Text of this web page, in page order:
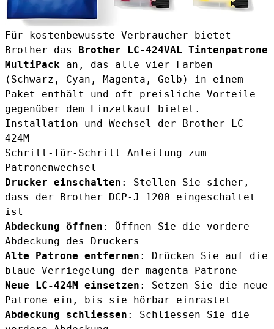
Für kostenbewusste Verbraucher bietet
Brother das Brother LC-424VAL Tintenpatrone
MultiPack an, das alle vier Farben
(Schwarz, Cyan, Magenta, Gelb) in einem
Paket enthält und oft preisliche Vorteile
gegenüber dem Einzelkauf bietet.
Installation und Wechsel der Brother LC-
424M
Schritt-für-Schritt Anleitung zum
Patronenwechsel
Drucker einschalten : Stellen Sie sicher,
dass der Brother DCP-J 1200 eingeschaltet
ist
Abdeckung öffnen : Öffnen Sie die vordere
Abdeckung des Druckers
Alte Patrone entfernen : Drücken Sie auf die
blaue Verriegelung der magenta Patrone
Neue LC-424M einsetzen : Setzen Sie die neue
Patrone ein, bis sie hörbar einrastet
Abdeckung schliessen : Schliessen Sie die